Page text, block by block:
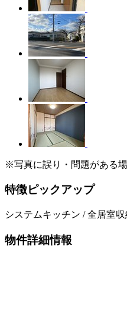
※写真に誤り・問題がある
特徴ピックアップ
システムキッチン / 全居室
物件詳細情報